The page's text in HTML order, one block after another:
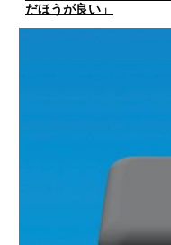
だほうが良い」